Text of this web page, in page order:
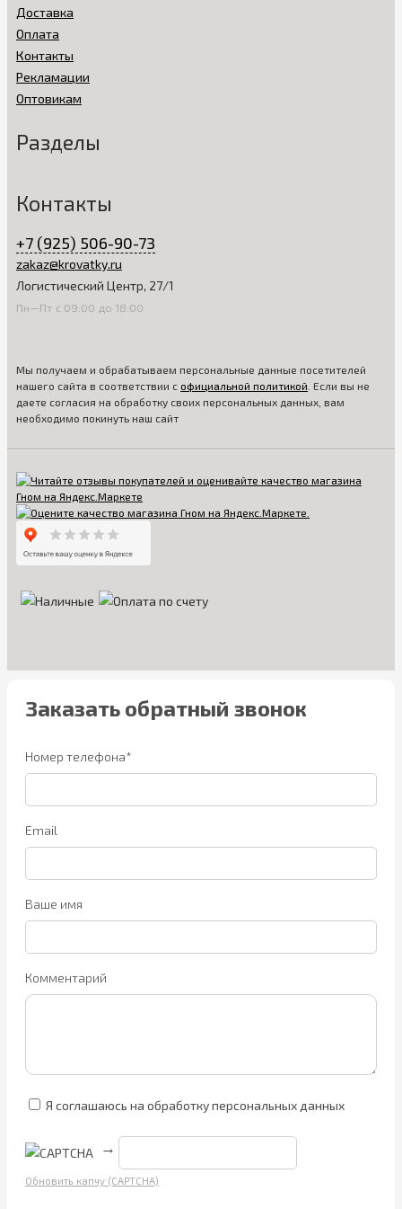
Доставка
Оплата
Контакты
Рекламации
Оптовикам
Разделы
Контакты
+7 (925) 506-90-73
zakaz@krovatky.ru
Логистический Центр, 27/1
Пн—Пт с 09:00 до 18:00
Мы получаем и обрабатываем персональные данные посетителей
нашего сайта в соответствии с официальной политикой . Если вы не
даете согласия на обработку своих персональных данных, вам
необходимо покинуть наш сайт
Заказать обратный звонок
Номер телефона*
Email
Ваше имя
Комментарий
Я соглашаюсь на обработку персональных данных
→
Обновить капчу (CAPTCHA)